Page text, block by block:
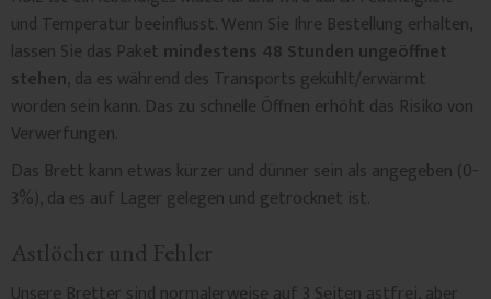
und Temperatur beeinflusst. Wenn Sie Ihre Bestellung erhalten,
lassen Sie das Paket mindestens 48 Stunden ungeöffnet
stehen,da es während des Transports gekühlt/erwärmt
worden sein kann. Das zu schnelle Öffnen erhöht das Risiko von
Verwerfungen.
Das Brett kann etwas kürzer und dünner sein als angegeben (0-
3%), da es auf Lager gelegen und getrocknet ist.
Astlöcher und Fehler